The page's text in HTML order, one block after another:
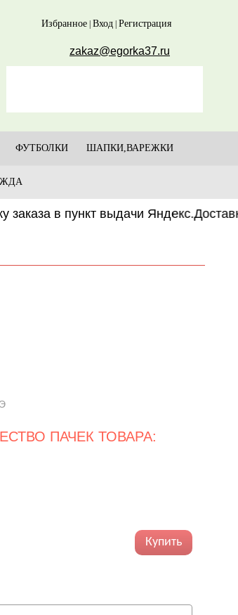
zakaz@egorka37.ru
Избранное Вход Регистрация
ФУТБОЛКИ ШАПКИ,ВАРЕЖКИ
в пункт выдачи
ПАЧЕК ТОВАРА:
Купить